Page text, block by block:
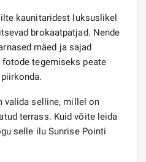
kaunitaridest luksuslikel
brokaatpatjad. Nende
mäed ja sajad
tegemiseks peate
valida selline, millel on
terrass. Kuid võite leida
selle ilu Sunrise Pointi